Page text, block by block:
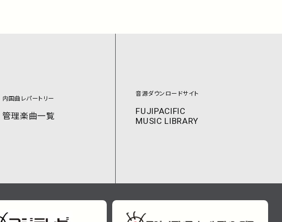
内国曲レパートリー
管理楽曲一覧
音源ダウンロードサイト
FUJIPACIFIC
MUSIC LIBRARY